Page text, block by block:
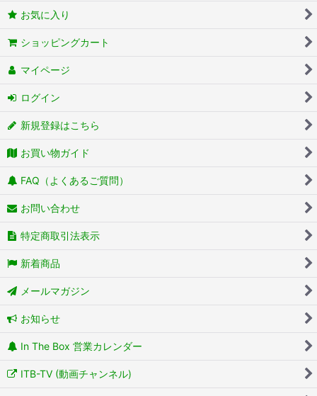
お気に入り
ショッピングカート
マイページ
ログイン
新規登録はこちら
お買い物ガイド
FAQ（よくあるご質問）
お問い合わせ
特定商取引法表示
新着商品
メールマガジン
お知らせ
In The Box 営業カレンダー
ITB-TV (動画チャンネル)